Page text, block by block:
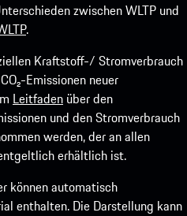
zwischen WLTP und
.
Kraftstoff-/ Stromverbrauch
Emissionen neuer
Leitfaden über den
und den Stromverbrauch
werden, der an allen
erhältlich ist.
können automatisch
enthalten. Die Darstellung kann